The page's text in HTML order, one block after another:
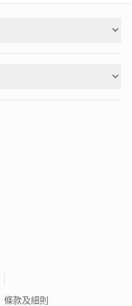
條款及細則